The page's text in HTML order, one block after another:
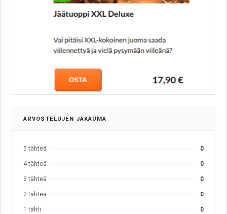
ARVOSTELUJEN JAKAUMA
5 tähteä 0
4 tähteä 0
3 tähteä 0
2 tähteä 0
1 tähti 0